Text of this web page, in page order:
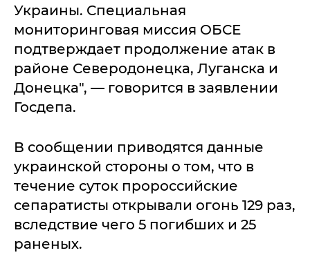
Украины. Специальная
мониторинговая миссия ОБСЕ
подтверждает продолжение атак в
районе Северодонецка, Луганска и
Донецка", — говорится в заявлении
Госдепа.
В сообщении приводятся данные
украинской стороны о том, что в
течение суток пророссийские
сепаратисты открывали огонь 129 раз,
вследствие чего 5 погибших и 25
раненых.